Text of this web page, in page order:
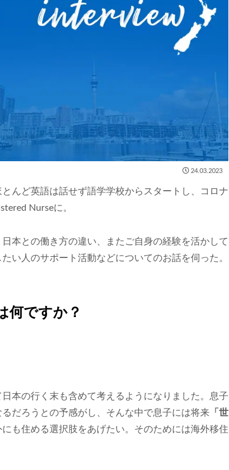
24.03.2023
んど英語は話せず語学学校からスタートし、コロナ
Nurseに。
本との働き方の違い、またご自身の経験を活かして
い人のサポート活動などについてのお話を伺った。
何ですか？
本の行く末も含めて考えるようになりました。息子
だろうとの予感がし、そんな中で息子には将来 「世
も住める選択肢をあげたい。そのためには海外移住